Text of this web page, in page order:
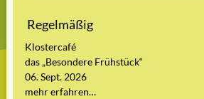
Regelmäßig
Klostercafé
das „Besondere Frühstück“
06. Sept. 2026
mehr erfahren…